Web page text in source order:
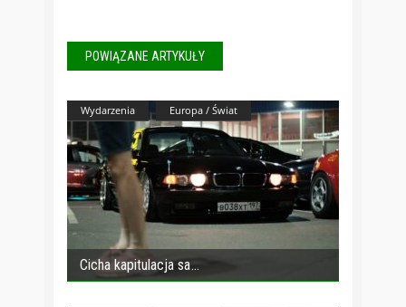
POWIĄZANE ARTYKUŁY
Wydarzenia Europa / Świat
Cicha kapitulacja sa